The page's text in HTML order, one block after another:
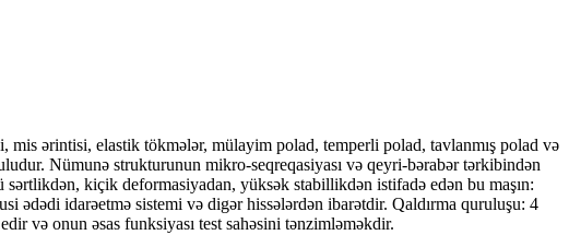
mis ərintisi, elastik tökmələr, mülayim polad, temperli polad, tavlanmış polad və
Nümunə strukturunun mikro-seqreqasiyası və qeyri-bərabər tərkibindən
kiçik deformasiyadan, yüksək stabillikdən istifadə edən bu maşın:
ədədi idarəetmə sistemi və digər hissələrdən ibarətdir. Qaldırma quruluşu: 4
və onun əsas funksiyası test sahəsini tənzimləməkdir.